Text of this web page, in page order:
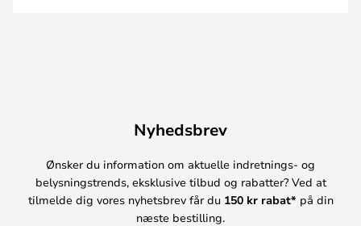
Nyhedsbrev
Ønsker du information om aktuelle indretnings- og
belysningstrends, eksklusive tilbud og rabatter? Ved at
tilmelde dig vores nyhetsbrev får du 150 kr rabat* på din
næste bestilling.